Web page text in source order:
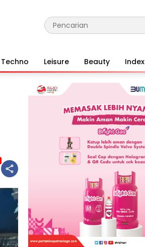
Techno Leisure Beauty Index